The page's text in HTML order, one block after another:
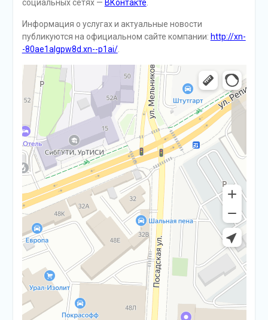
социальных сетях — ВКонтакте.
Информация о услугах и актуальные новости
публикуются на официальном сайте компании: http://xn-
-80ae1algpw8d.xn--p1ai/.